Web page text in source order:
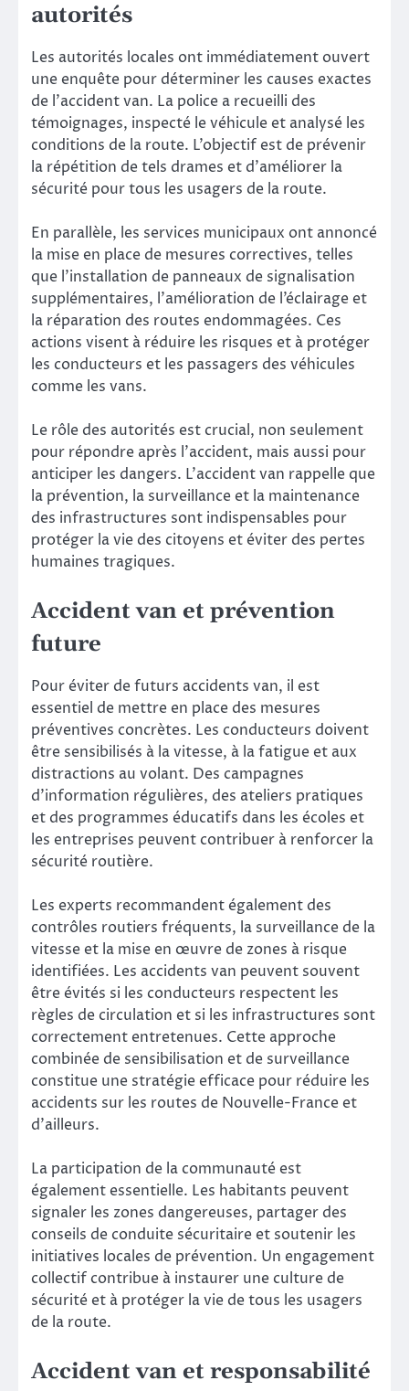
autorités
Les autorités locales ont immédiatement ouvert
une enquête pour déterminer les causes exactes
de l’accident van. La police a recueilli des
témoignages, inspecté le véhicule et analysé les
conditions de la route. L’objectif est de prévenir
la répétition de tels drames et d’améliorer la
sécurité pour tous les usagers de la route.
En parallèle, les services municipaux ont annoncé
la mise en place de mesures correctives, telles
que l’installation de panneaux de signalisation
supplémentaires, l’amélioration de l’éclairage et
la réparation des routes endommagées. Ces
actions visent à réduire les risques et à protéger
les conducteurs et les passagers des véhicules
comme les vans.
Le rôle des autorités est crucial, non seulement
pour répondre après l’accident, mais aussi pour
anticiper les dangers. L’accident van rappelle que
la prévention, la surveillance et la maintenance
des infrastructures sont indispensables pour
protéger la vie des citoyens et éviter des pertes
humaines tragiques.
Accident van et prévention
future
Pour éviter de futurs accidents van, il est
essentiel de mettre en place des mesures
préventives concrètes. Les conducteurs doivent
être sensibilisés à la vitesse, à la fatigue et aux
distractions au volant. Des campagnes
d’information régulières, des ateliers pratiques
et des programmes éducatifs dans les écoles et
les entreprises peuvent contribuer à renforcer la
sécurité routière.
Les experts recommandent également des
contrôles routiers fréquents, la surveillance de la
vitesse et la mise en œuvre de zones à risque
identifiées. Les accidents van peuvent souvent
être évités si les conducteurs respectent les
règles de circulation et si les infrastructures sont
correctement entretenues. Cette approche
combinée de sensibilisation et de surveillance
constitue une stratégie efficace pour réduire les
accidents sur les routes de Nouvelle-France et
d’ailleurs.
La participation de la communauté est
également essentielle. Les habitants peuvent
signaler les zones dangereuses, partager des
conseils de conduite sécuritaire et soutenir les
initiatives locales de prévention. Un engagement
collectif contribue à instaurer une culture de
sécurité et à protéger la vie de tous les usagers
de la route.
Accident van et responsabilité